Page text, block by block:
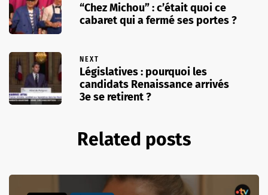
“Chez Michou” : c’était quoi ce
cabaret qui a fermé ses portes ?
NEXT
Législatives : pourquoi les
candidats Renaissance arrivés
3e se retirent ?
Related posts